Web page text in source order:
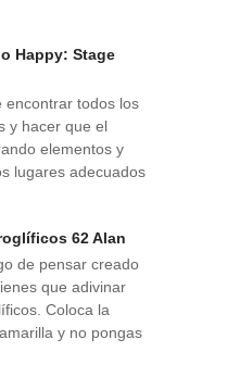
Happy: Stage
encontrar todos los
y hacer que el
elementos y
lugares adecuados
62 Alan
de pensar creado
que adivinar
Coloca la
y no pongas